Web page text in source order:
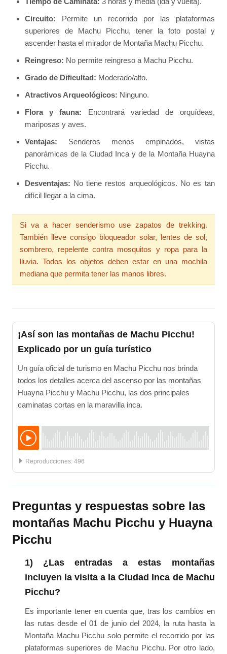
Circuito: Permite un recorrido por las plataformas
superiores de Machu Picchu, tener la foto postal y
ascender hasta el mirador de Montaña Machu Picchu.
Reingreso: No permite reingreso a Machu Picchu.
Grado de Dificultad: Moderado/alto.
Atractivos Arqueológicos: Ninguno.
Flora y fauna: Encontrará variedad de orquídeas,
mariposas y aves.
Ventajas: Senderos menos empinados, vistas
panorámicas de la Ciudad Inca y de la Montaña Huayna
Picchu.
Desventajas: No tiene restos arqueológicos. No es tan
difícil llegar a la cima.
Si va a hacer senderismo use zapatos de trekking.
También lleve consigo bloqueador solar, lentes de sol,
sombrero, repelente contra mosquitos y ropa para la
lluvia. Todos los objetos deben estar en una mochila
mediana que permita tener las manos libres.
¡Así son las montañas de Machu Picchu!
Explicado por un guía turístico
Un guía oficial de turismo en Machu Picchu nos brinda
todos los detalles acerca del ascenso por las montañas
Huayna Picchu y Machu Picchu, las dos principales
caminatas cortas en la maravilla inca.
:496
Preguntas y respuestas sobre las
montañas Machu Picchu y Huayna
Picchu
1) ¿Las entradas a estas montañas
incluyen la visita a la Ciudad Inca de Machu
Picchu?
Es importante tener en cuenta que, tras los cambios en
las rutas desde el 01 de junio del 2024, la ruta hasta la
Montaña Machu Picchu solo permite el recorrido por las
plataformas superiores de Machu Picchu. Por otro lado,